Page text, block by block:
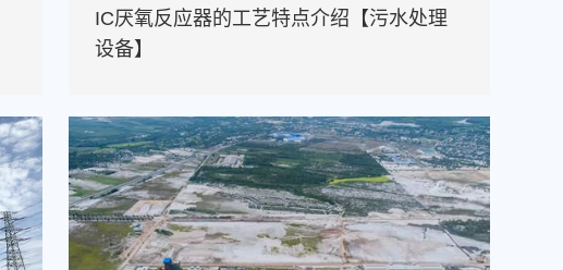
IC厌氧反应器的工艺特点介绍【污水处理
设备】